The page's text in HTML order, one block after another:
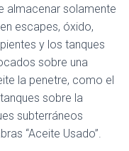
almacenar solamente
escapes, óxido,
y los tanques
sobre una
la penetre, como el
sobre la
subterráneos
“Aceite Usado”.